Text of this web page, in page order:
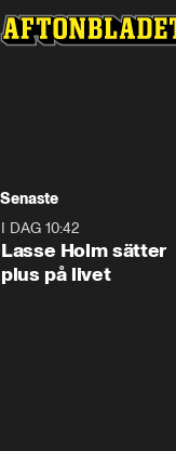
Senaste
I DAG 10:42
Lasse Holm sätter
plus på livet